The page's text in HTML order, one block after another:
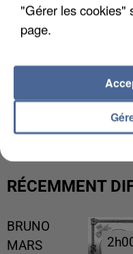
L’UN DES
MAFIA INTERPELLÉ
RÉCEMMENT
BRUNO
MARS
"Gérer les cookies"
page.